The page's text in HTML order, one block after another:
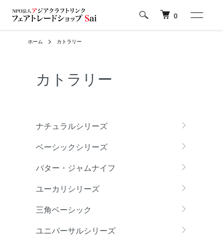
0
ホーム カトラリー
カトラリー
ナチュラルシリーズ
ベーシックシリーズ
バター・ジャムナイフ
ユーカリシリーズ
三角ベーシック
ユニバーサルシリーズ